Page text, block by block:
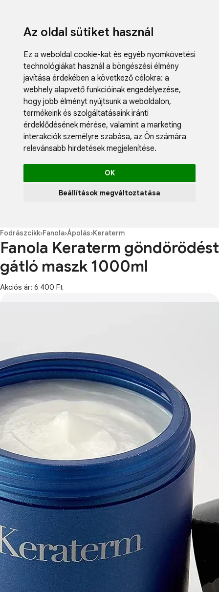
Az oldal sütiket használ
Ez a weboldal cookie-kat és egyéb nyomkövetési
technológiákat használ a böngészési élmény
javítása érdekében a következő célokra: a
webhely alapvető funkcióinak engedélyezése,
hogy jobb élményt nyújtsunk a weboldalon,
termékeink és szolgáltatásaink iránti
érdeklődésének mérése, valamint a marketing
interakciók személyre szabása, az Ön számára
relevánsabb hirdetések megjelenítése.
OK
Beállítások megváltoztatása
Blog
Fodrászcikk›Fanola›Ápolás›Keraterm
Fanola Keraterm göndörödést
gátló maszk 1000ml
Akciós ár: 6 400 Ft